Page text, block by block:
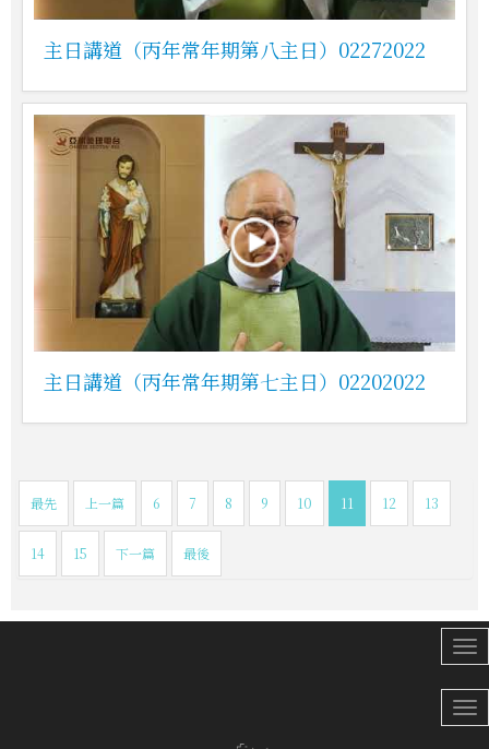
主日講道（丙年常年期第八主日）02272022
主日講道（丙年常年期第七主日）02202022
最先 上一篇 6 7 8 9 10 11 12 13
14 15 下一篇 最後